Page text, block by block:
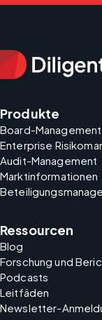
Produkte
Board-Management
Enterprise
Audit-Management
Marktinformationen
Ressourcen
Blog
Forschung und
Podcasts
Leitfäden
Newsletter-